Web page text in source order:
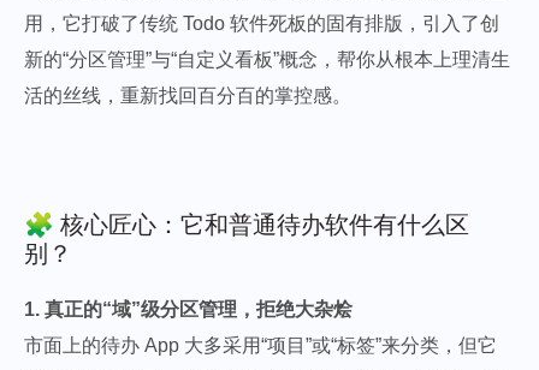
用，它打破了传统 Todo 软件死板的固有排版，引入了创
新的“分区管理”与“自定义看板”概念，帮你从根本上理清生
活的丝线，重新找回百分百的掌控感。
🧩 核心匠心：它和普通待办软件有什么区
别？
1. 真正的“域”级分区管理，拒绝大杂烩
市面上的待办 App 大多采用“项目”或“标签”来分类，但它